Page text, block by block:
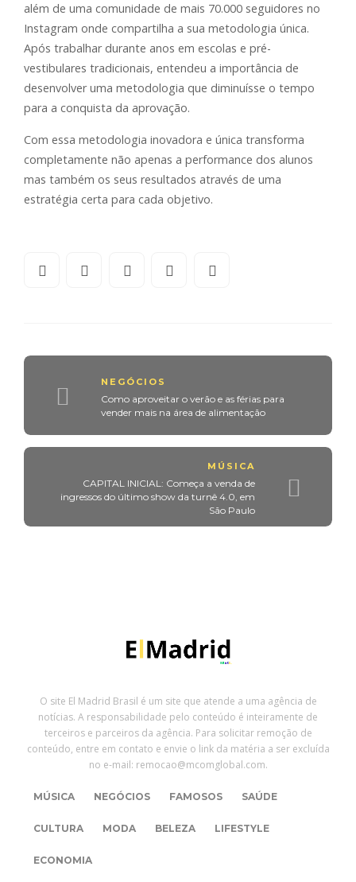
além de uma comunidade de mais 70.000 seguidores no
Instagram onde compartilha a sua metodologia única.
Após trabalhar durante anos em escolas e pré-
vestibulares tradicionais, entendeu a importância de
desenvolver uma metodologia que diminuísse o tempo
para a conquista da aprovação.
Com essa metodologia inovadora e única transforma
completamente não apenas a performance dos alunos
mas também os seus resultados através de uma
estratégia certa para cada objetivo.
NEGÓCIOS
Como aproveitar o verão e as férias para
vender mais na área de alimentação
MÚSICA
CAPITAL INICIAL: Começa a venda de
ingressos do último show da turnê 4.0, em
São Paulo
O site El Madrid Brasil é um site que atende a uma agência de
notícias. A responsabilidade pelo conteúdo é inteiramente de
terceiros e parceiros da agência. Para solicitar remoção de
conteúdo, entre em contato e envie o link da matéria a ser excluída
no e-mail: remocao@mcomglobal.com.
MÚSICA NEGÓCIOS FAMOSOS SAÚDE
CULTURA MODA BELEZA LIFESTYLE
ECONOMIA